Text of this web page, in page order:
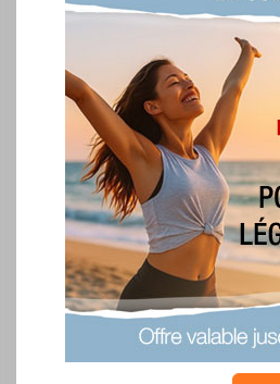
21 - 30 31 - 40 41 - 50 51 -
‹ Préc. 1 2 3 4 5
LA SUPER
publié le 18/11/2013 à 17:46
UN PETIT COUCOU A MES AMIS QUI
Tout va bien pour moi ...
Je suis dans un grand projet professionnel !!
COACH EN DEVELOPPEMENT PERSONNEL
J'ai suivi le mois dernier la formation de
... Que du bonheur